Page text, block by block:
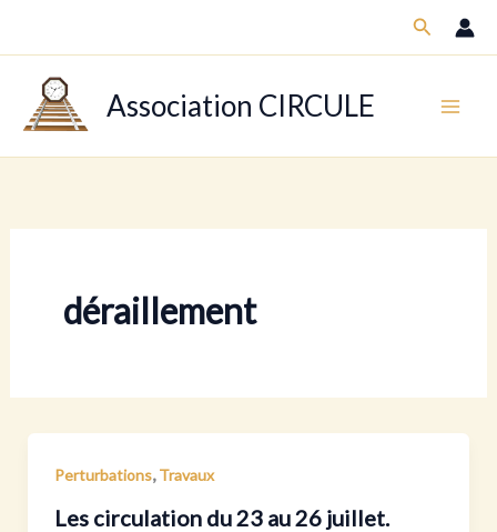
Association CIRCULE
déraillement
Perturbations,Travaux
Les circulation du 23 au 26 juillet.